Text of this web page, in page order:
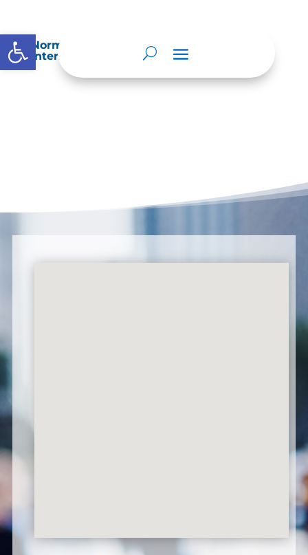
Abrir barra de herramientas
Normatividad especial que les aplique de
interés.